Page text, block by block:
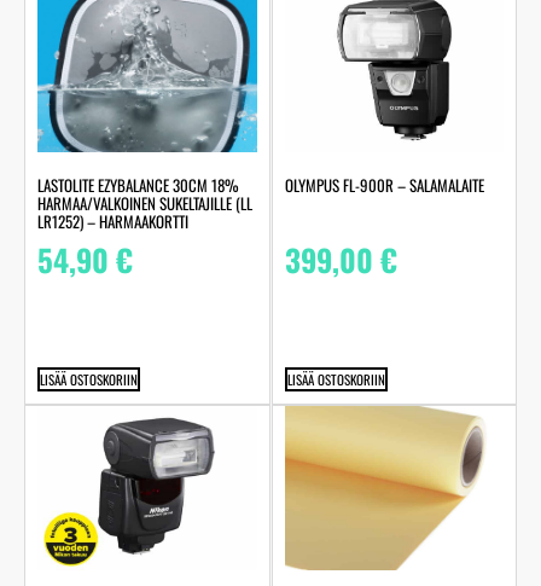
LASTOLITE EZYBALANCE 30CM 18%
HARMAA/VALKOINEN SUKELTAJILLE (LL
LR1252) – HARMAAKORTTI
54,90€
LISÄÄ OSTOSKORIIN
OLYMPUS FL-900R – SALAMALAITE
399,00€
LISÄÄ OSTOSKORIIN